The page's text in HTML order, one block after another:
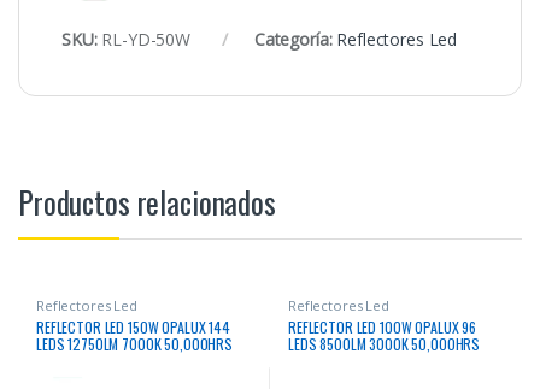
SKU: RL-YD-50W Categoría: Reflectores Led
Productos relacionados
Reflectores Led
REFLECTOR LED 150W OPALUX 144
LEDS 12750LM 7000K 50,000HRS
Reflectores Led
REFLECTOR LED 100W OPALUX 96
LEDS 8500LM 3000K 50,000HRS